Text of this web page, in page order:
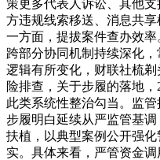
策更多代表人诉讼、其他
方违规线索移送、消息共
一方面，提拔案件查办效
跨部分协同机制持续深化
逻辑有所变化，财联社梳
险排查，关于步履的落地
此类系统性整治勾当。监
步履明白延续从严监管基
扶植，以典型案例公开强
实。具体来看，严管资金